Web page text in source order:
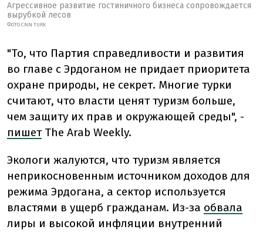
Агрессивное развитие гостиничного бизнеса сопровождается
вырубкой лесов
ФОТО CNN TURK
"То, что Партия справедливости и развития
во главе с Эрдоганом не придает приоритета
охране природы, не секрет. Многие турки
считают, что власти ценят туризм больше,
чем защиту их прав и окружающей среды", -
пишет The Arab Weekly.
Экологи жалуются, что туризм является
неприкосновенным источником доходов для
режима Эрдогана, а сектор используется
властями в ущерб гражданам. Из-за обвала
лиры и высокой инфляции внутренний